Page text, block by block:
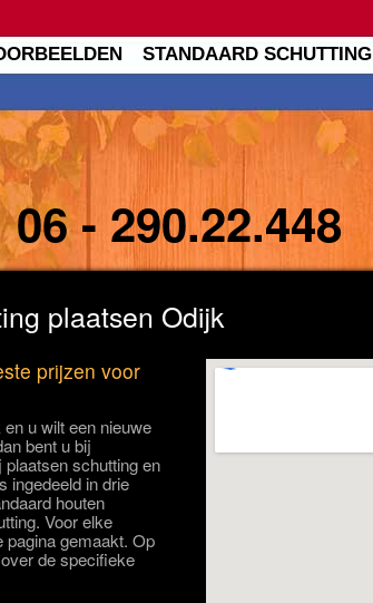
STANDAARD SCHUTTING
06 - 290.22.448
plaatsen Odijk
prijzen voor
u wilt een nieuwe
bent u bij
schutting en
ingedeeld in drie
houten
Voor elke
pagina gemaakt. Op
de specifieke